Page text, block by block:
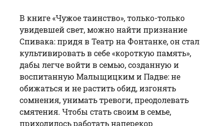
В книге «Чужое таинство», только-только
увидевшей свет, можно найти признание
Спивака: придя в Театр на Фонтанке, он стал
культивировать в себе «короткую память»,
дабы легче войти в семью, созданную и
воспитанную Малыщицким и Падве: не
обижаться и не растить обид, изгонять
сомнения, унимать тревоги, преодолевать
смятения. Чтобы стать своим в семье,
приходилось работать наперекор